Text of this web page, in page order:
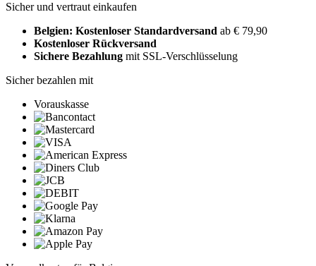
Sicher und vertraut einkaufen
Belgien: Kostenloser Standardversand ab € 79,90
Kostenloser Rückversand
Sichere Bezahlung mit SSL-Verschlüsselung
Sicher bezahlen mit
Vorauskasse